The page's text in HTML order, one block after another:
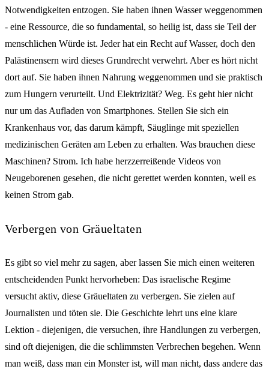
Notwendigkeiten entzogen. Sie haben ihnen Wasser weggenommen
- eine Ressource, die so fundamental, so heilig ist, dass sie Teil der
menschlichen Würde ist. Jeder hat ein Recht auf Wasser, doch den
Palästinensern wird dieses Grundrecht verwehrt. Aber es hört nicht
dort auf. Sie haben ihnen Nahrung weggenommen und sie praktisch
zum Hungern verurteilt. Und Elektrizität? Weg. Es geht hier nicht
nur um das Aufladen von Smartphones. Stellen Sie sich ein
Krankenhaus vor, das darum kämpft, Säuglinge mit speziellen
medizinischen Geräten am Leben zu erhalten. Was brauchen diese
Maschinen? Strom. Ich habe herzzerreißende Videos von
Neugeborenen gesehen, die nicht gerettet werden konnten, weil es
keinen Strom gab.
Verbergen von Gräueltaten
Es gibt so viel mehr zu sagen, aber lassen Sie mich einen weiteren
entscheidenden Punkt hervorheben: Das israelische Regime
versucht aktiv, diese Gräueltaten zu verbergen. Sie zielen auf
Journalisten und töten sie. Die Geschichte lehrt uns eine klare
Lektion - diejenigen, die versuchen, ihre Handlungen zu verbergen,
sind oft diejenigen, die die schlimmsten Verbrechen begehen. Wenn
man weiß, dass man ein Monster ist, will man nicht, dass andere das